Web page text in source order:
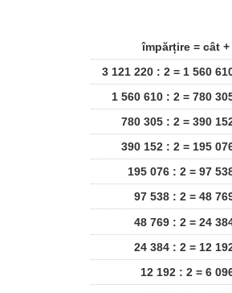
împărțire = cât +
3 121 220 : 2 = 1 560
1 560 610 : 2 = 780
780 305 : 2 = 390
390 152 : 2 = 195
195 076 : 2 = 97
97 538 : 2 = 48
48 769 : 2 = 24
24 384 : 2 = 12
12 192 : 2 = 6